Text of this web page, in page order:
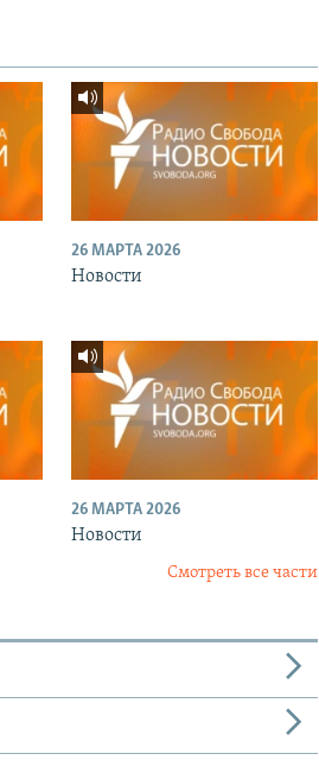
26 МАРТА 2026
Новости
26 МАРТА 2026
Новости
Смотреть все части